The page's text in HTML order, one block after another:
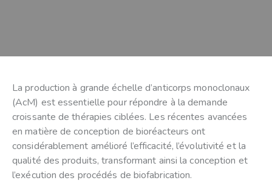
La production à grande échelle d’anticorps monoclonaux
(AcM) est essentielle pour répondre à la demande
croissante de thérapies ciblées. Les récentes avancées
en matière de conception de bioréacteurs ont
considérablement amélioré l’efficacité, l’évolutivité et la
qualité des produits, transformant ainsi la conception et
l’exécution des procédés de biofabrication.